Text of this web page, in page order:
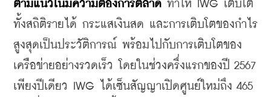
ตามแนวโน้มความต้องการตลาด ทำให้ IWG เติบโต
ทั้งสถิติรายได้ กระแสเงินสด และการเติบโตของกำไร
สูงสุดเป็นประวัติการณ์ พร้อมไปกับการเติบโตของ
เครือข่ายอย่างรวดเร็ว โดยในช่วงครึ่งแรกของปี 2567
เพียงปีเดียว IWG ได้เซ็นสัญญาเปิดศูนย์ใหม่ถึง 465